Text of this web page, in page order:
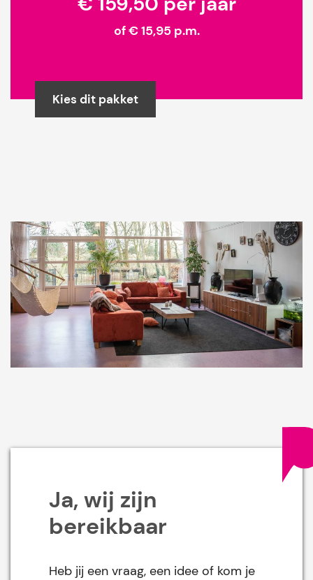
of € 15,95 p.m.
Kies dit pakket
Ja, wij zijn
bereikbaar
Heb jij een vraag, een idee of kom je